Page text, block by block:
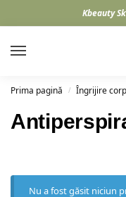
Kbeauty
Prima pagină / Îngrijire corp
Nu a fost găsit niciun